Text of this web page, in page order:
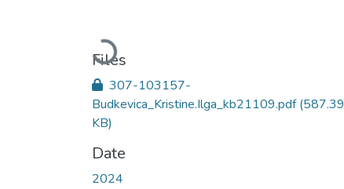
Loading...
Files
307-103157-
Budkevica_Kristine.Ilga_kb21109.pdf(587.39
KB)
Date
2024